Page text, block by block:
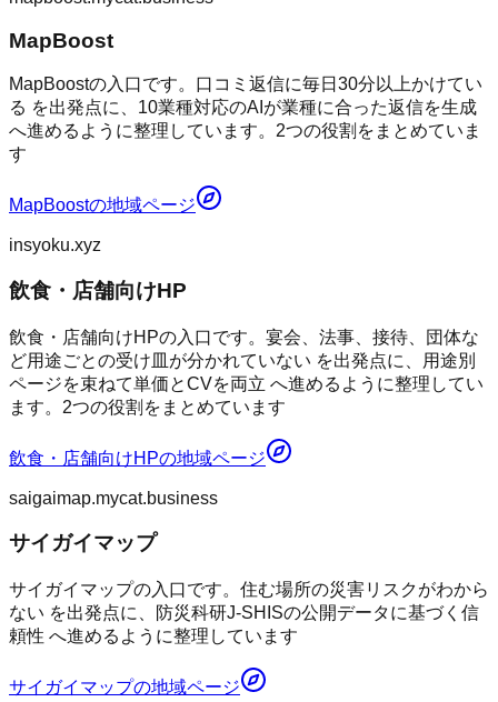
MapBoost
MapBoostの入口です。口コミ返信に毎日30分以上かけてい
る を出発点に、10業種対応のAIが業種に合った返信を生成
へ進めるように整理しています。2つの役割をまとめていま
す
MapBoostの地域ページ
insyoku.xyz
飲食・店舗向けHP
飲食・店舗向けHPの入口です。宴会、法事、接待、団体な
ど用途ごとの受け皿が分かれていない を出発点に、用途別
ページを束ねて単価とCVを両立 へ進めるように整理してい
ます。2つの役割をまとめています
飲食・店舗向けHPの地域ページ
saigaimap.mycat.business
サイガイマップ
サイガイマップの入口です。住む場所の災害リスクがわから
ない を出発点に、防災科研J-SHISの公開データに基づく信
頼性 へ進めるように整理しています
サイガイマップの地域ページ